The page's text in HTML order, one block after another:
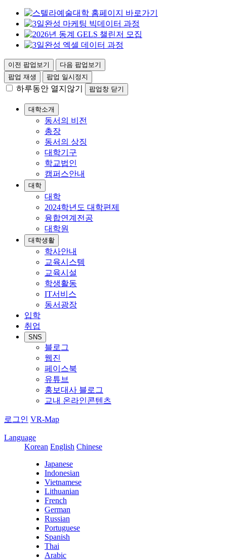
이전 팝업보기
다음 팝업보기
팝업 재생
팝업 일시정지
하루동안 열지않기 팝업창 닫기
대학소개
동서의 비전
총장
동서의 상징
대학기구
학교법인
캠퍼스안내
대학
대학
2024학년도 대학편제
융합연계전공
대학원
대학생활
학사안내
교육시스템
교육시설
학생활동
IT서비스
동서광장
입학
취업
SNS
블로그
웹진
페이스북
유튜브
홍보대사 블로그
교내 온라인콘텐츠
로그인 VR-Map
Language
Korean English Chinese
Japanese
Indonesian
Vietnamese
Lithuanian
French
German
Russian
Portuguese
Spanish
Thai
Arabic